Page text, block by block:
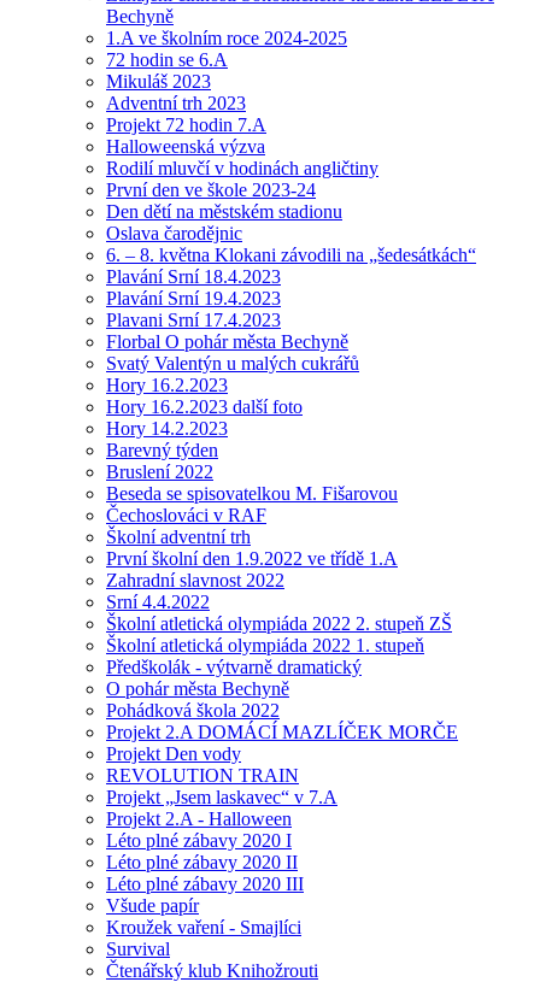
Bechyně
1.A ve školním roce 2024-2025
72 hodin se 6.A
Mikuláš 2023
Adventní trh 2023
Projekt 72 hodin 7.A
Halloweenská výzva
Rodilí mluvčí v hodinách angličtiny
První den ve škole 2023-24
Den dětí na městském stadionu
Oslava čarodějnic
6. – 8. května Klokani závodili na „šedesátkách“
Plavání Srní 18.4.2023
Plavání Srní 19.4.2023
Plavani Srní 17.4.2023
Florbal O pohár města Bechyně
Svatý Valentýn u malých cukrářů
Hory 16.2.2023
Hory 16.2.2023 další foto
Hory 14.2.2023
Barevný týden
Bruslení 2022
Beseda se spisovatelkou M. Fišarovou
Čechoslováci v RAF
Školní adventní trh
První školní den 1.9.2022 ve třídě 1.A
Zahradní slavnost 2022
Srní 4.4.2022
Školní atletická olympiáda 2022 2. stupeň ZŠ
Školní atletická olympiáda 2022 1. stupeň
Předškolák - výtvarně dramatický
O pohár města Bechyně
Pohádková škola 2022
Projekt 2.A DOMÁCÍ MAZLÍČEK MORČE
Projekt Den vody
REVOLUTION TRAIN
Projekt „Jsem laskavec“ v 7.A
Projekt 2.A - Halloween
Léto plné zábavy 2020 I
Léto plné zábavy 2020 II
Léto plné zábavy 2020 III
Všude papír
Kroužek vaření - Smajlíci
Survival
Čtenářský klub Knihožrouti